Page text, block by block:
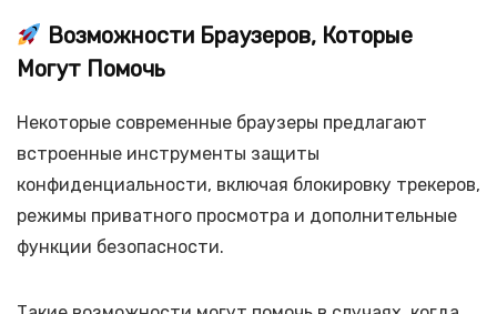
Возможности Браузеров, Которые
Могут Помочь
Некоторые современные браузеры предлагают
встроенные инструменты защиты
конфиденциальности, включая блокировку трекеров,
режимы приватного просмотра и дополнительные
функции безопасности.